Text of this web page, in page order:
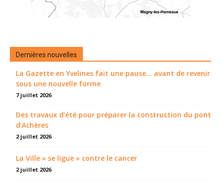
Dernières nouvelles
La Gazette en Yvelines fait une pause... avant de revenir
sous une nouvelle forme
7 juillet 2026
Des travaux d’été pour préparer la construction du pont
d’Achères
2 juillet 2026
La Ville « se ligue » contre le cancer
2 juillet 2026